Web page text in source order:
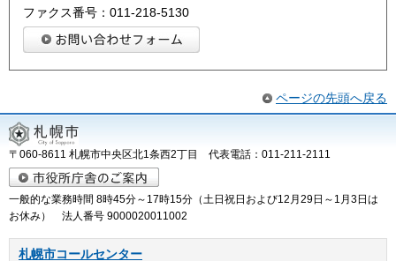
ファクス番号：011-218-5130
ページの先頭へ戻る
〒060-8611 札幌市中央区北1条西2丁目 代表電話：011-211-2111
一般的な業務時間 8時45分～17時15分（土日祝日および12月29日～1月3日は
お休み） 法人番号 9000020011002
札幌市コールセンター